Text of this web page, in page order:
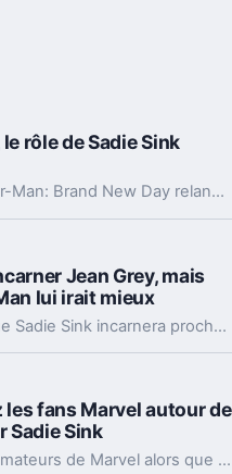
rôle de Sadie Sink
L’arrivée de Sadie Sink dans Spider-Man: Brand New Day relance les théories. Jean Grey reste plausible, mais le trailer brouille nettement les pistes.
Jean Grey, mais
lui irait mieux
Alors que tout semble indiquer que Sadie Sink incarnera prochainement Jean Grey dans l’univers Marvel, certains fans estiment qu’elle serait encore plus convaincante dans le rôle d’un personnage méconnu de l’entourage de Spider-Man.
les fans Marvel autour de
Sadie Sink
L’enthousiasme grandit chez les amateurs de Marvel alors que la présence de Jean Grey dans Spider-Man: Brand New Day suscite l’intérêt, amplifié par les rumeurs persistantes autour d’un possible casting de Sadie Sink dans le rôle de la mutante.